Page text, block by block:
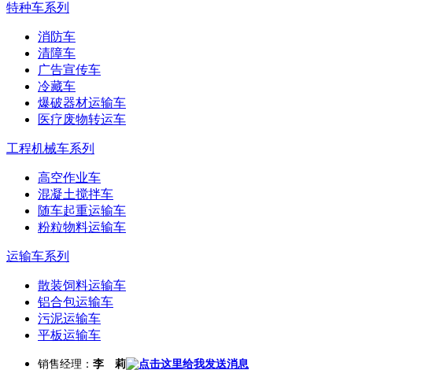
特种车系列
消防车
清障车
广告宣传车
冷藏车
爆破器材运输车
医疗废物转运车
工程机械车系列
高空作业车
混凝土搅拌车
随车起重运输车
粉粒物料运输车
运输车系列
散装饲料运输车
铝合包运输车
污泥运输车
平板运输车
销售经理： 李 莉